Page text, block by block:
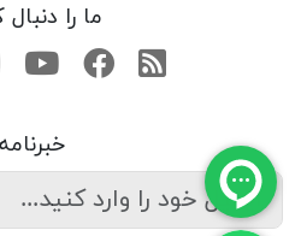
ما را
RSSفیسبوک
خبرنامه